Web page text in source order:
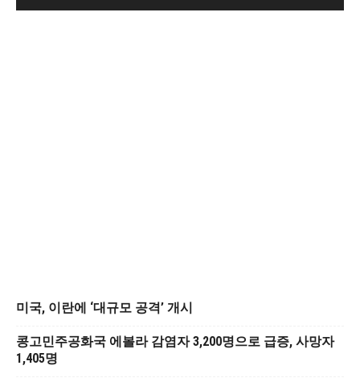
미국, 이란에 ‘대규모 공격’ 개시
콩고민주공화국 에볼라 감염자 3,200명으로 급증, 사망자
1,405명